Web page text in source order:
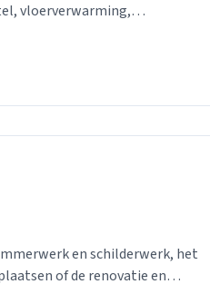
vloerverwarming,
en schilderwerk, het
of de renovatie en